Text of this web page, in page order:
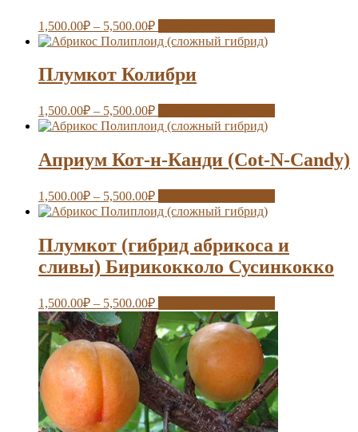
1,500.00₽ – 5,500.00₽
Плумкот Колибри
1,500.00₽ – 5,500.00₽
Априум Кот-н-Канди (Cot-N-Candy)
1,500.00₽ – 5,500.00₽
Плумкот (гибрид абрикоса и
сливы) Бирикокколо Сусинкокко
1,500.00₽ – 5,500.00₽